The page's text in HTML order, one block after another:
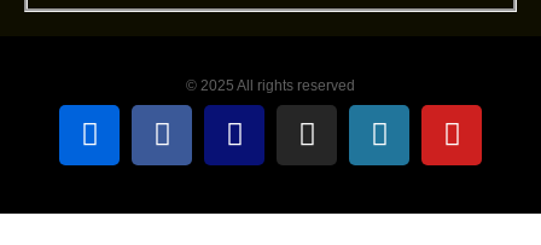
© 2025 All rights reserved